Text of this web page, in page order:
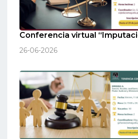
Conferencia virtual
26-06-2026